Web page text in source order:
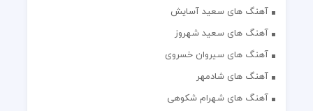
آهنگ های سعید آسایش
آهنگ های سعید شهروز
آهنگ های سیروان خسروی
آهنگ های شادمهر
آهنگ های شهرام شکوهی